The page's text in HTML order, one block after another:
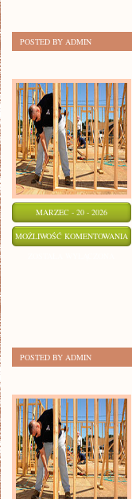
POSTED BY ADMIN
MARZEC - 20 - 2026
MOŻLIWOŚĆ KOMENTOWANIA
POSTED BY ADMIN